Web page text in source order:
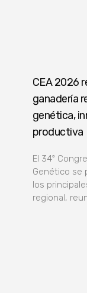
CEA 2026
ganadería
genética,
productiva
El 34º
Genético se
los
regional,